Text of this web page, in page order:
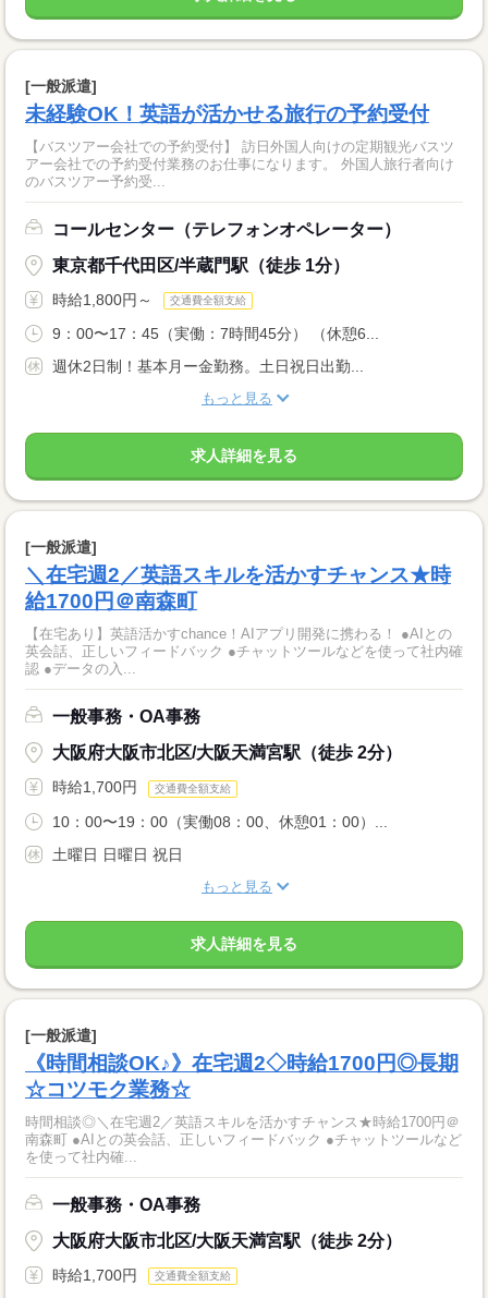
[一般派遣]
未経験OK！英語が活かせる旅行の予約受付
【バスツアー会社での予約受付】 訪日外国人向けの定期観光バスツ
アー会社での予約受付業務のお仕事になります。 外国人旅行者向け
のバスツアー予約受...
コールセンター（テレフォンオペレーター）
東京都千代田区/半蔵門駅（徒歩 1分）
時給1,800円～ 交通費全額支給
9：00〜17：45（実働：7時間45分） （休憩6...
週休2日制！基本月ー金勤務。土日祝日出勤...
もっと見る
求人詳細を見る
[一般派遣]
＼在宅週2／英語スキルを活かすチャンス★時
給1700円＠南森町
【在宅あり】英語活かすchance！AIアプリ開発に携わる！ ●AIとの
英会話、正しいフィードバック ●チャットツールなどを使って社内確
認 ●データの入...
一般事務・OA事務
大阪府大阪市北区/大阪天満宮駅（徒歩 2分）
時給1,700円 交通費全額支給
10：00〜19：00（実働08：00、休憩01：00）...
土曜日 日曜日 祝日
もっと見る
求人詳細を見る
[一般派遣]
《時間相談OK♪》在宅週2◇時給1700円◎長期
☆コツモク業務☆
時間相談◎＼在宅週2／英語スキルを活かすチャンス★時給1700円＠
南森町 ●AIとの英会話、正しいフィードバック ●チャットツールなど
を使って社内確...
一般事務・OA事務
大阪府大阪市北区/大阪天満宮駅（徒歩 2分）
時給1,700円 交通費全額支給